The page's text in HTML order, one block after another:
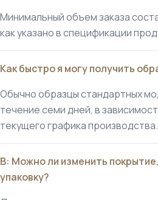
Минимальный объем заказа
как указано в спецификации
Как быстро я могу получить
Обычно образцы стандартных
течение семи дней, в
текущего графика производства.
В: Можно ли изменить
упаковку?